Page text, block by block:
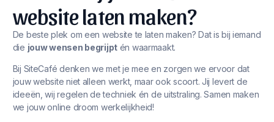
website laten maken?
De beste plek om een website te laten maken? Dat is bij iemand
die jouw wensen begrijpt én waarmaakt.
Bij SiteCafé denken we met je mee en zorgen we ervoor dat
jouw website niet alleen werkt, maar ook scoort. Jij levert de
ideeën, wij regelen de techniek én de uitstraling. Samen maken
we jouw online droom werkelijkheid!